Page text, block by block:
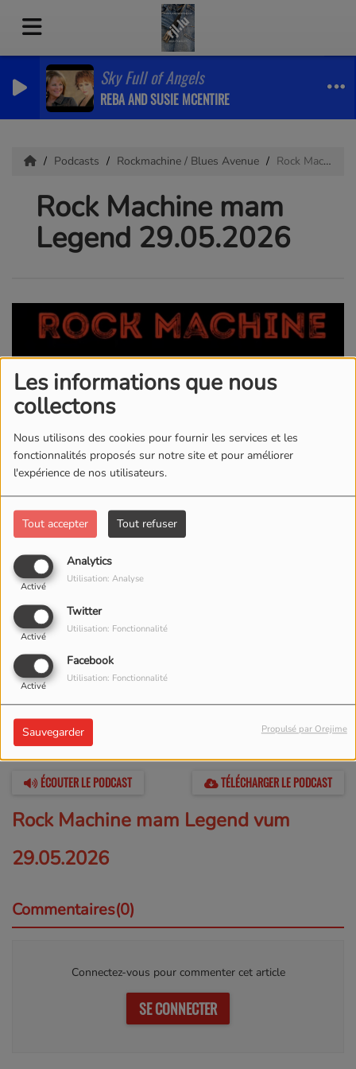
Les informations que nous
collectons
Nous utilisons des cookies pour fournir les services et les
fonctionnalités proposés sur notre site et pour améliorer
l'expérience de nos utilisateurs.
Tout accepter Tout refuser
Analytics
Activé
Utilisation: Analyse
Twitter
Activé
Utilisation: Fonctionnalité
Facebook
Activé
Utilisation: Fonctionnalité
Sauvegarder Propulsé par Orejime
Sky Full of Angels
REBA AND SUSIE MCENTIRE
Podcasts Rockmachine / Blues Avenue Rock Machine mam Legend 29.05.2026
Rock Machine mam
Legend 29.05.2026
ÉCOUTER LE PODCAST TÉLÉCHARGER LE PODCAST
Rock Machine mam Legend vum
29.05.2026
Commentaires(0)
Connectez-vous pour commenter cet article
SE CONNECTER